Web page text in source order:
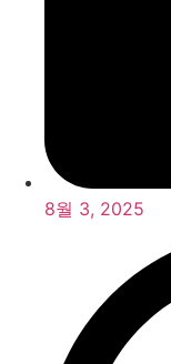
8월 3, 2025